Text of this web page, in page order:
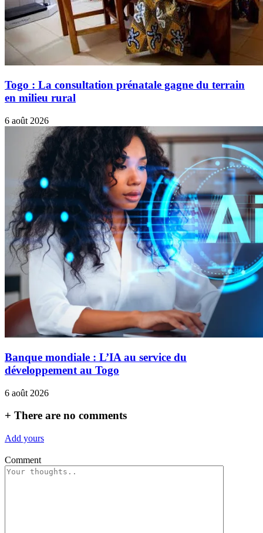
Togo : La consultation prénatale gagne du terrain
en milieu rural
6 août 2026
Banque mondiale : L’IA au service du
développement au Togo
6 août 2026
+ There are no comments
Add yours
Comment